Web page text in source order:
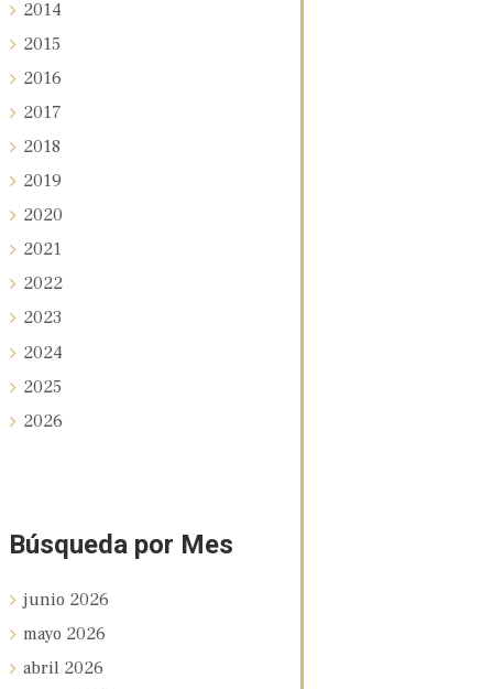
2014
2015
2016
2017
2018
2019
2020
2021
2022
2023
2024
2025
2026
Búsqueda por Mes
junio 2026
mayo 2026
abril 2026